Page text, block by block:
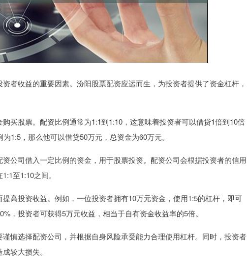
者收益的重要因素。汾阳股票配资应运而生，为投资者提供了资金杠杆，
买股票。配资比例通常为1:1到1:10，这意味着投资者可以借贷1倍到10倍
1:5，那么他可以借贷50万元，总资金为60万元。
公司借入一定比例的资金，用于股票投资。配资公司会根据投资者的信用
至1:10之间。
高投资收益。例如，一位投资者拥有10万元资金，使用1:5的杠杆，即可
，投资者可获得5万元收益，相当于自有资金收益率的5倍。
慎选择配资公司，并根据自身风险承受能力合理使用杠杆。同时，投资者
较大损失。